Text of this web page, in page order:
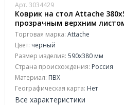
Арт. 3034429
Коврик на стол Attache
прозрачным верхним
Торговая марка: Attache
Цвет: черный
Размер изделия: 590x380 мм
Страна происхождения: Россия
Материал: ПВХ
Географическая карта: Нет
Все характеристики